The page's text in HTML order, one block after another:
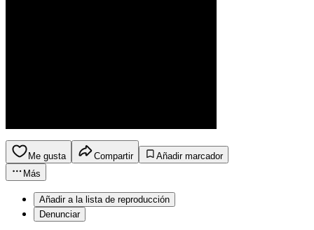
Me gusta Compartir
Añadir marcador
Más
Añadir a la lista de reproducción
Denunciar